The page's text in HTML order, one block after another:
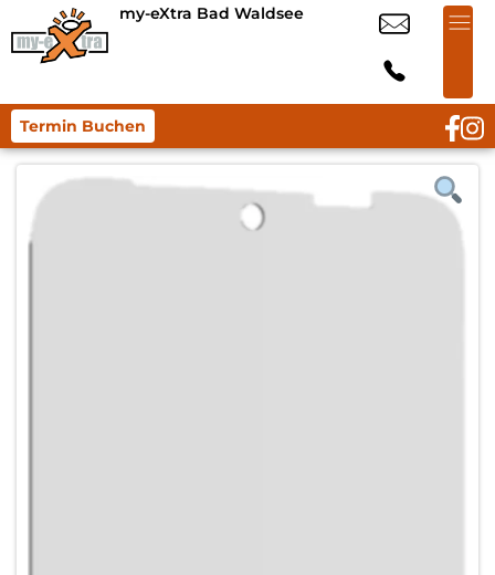
my-eXtra Bad Waldsee
Termin Buchen